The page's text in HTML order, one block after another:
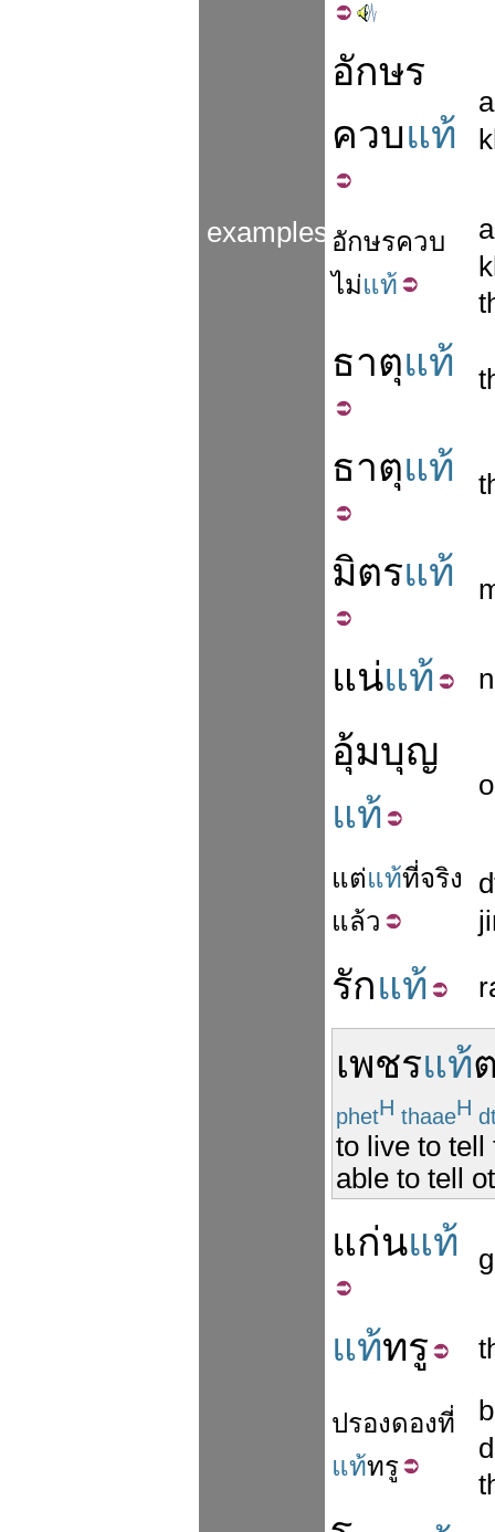
examples
อักษร
ควบแท้
อักษรควบ
ไม่แท้
ธาตุแท้
ธาตุแท้
มิตรแท้
แน่แท้
อุ้มบุญ
แท้
แต่แท้ที่จริง
แล้ว
รักแท้
เพชรแท้
phetH thaaeH
to live to tell
able to tell
แก่นแท้
แท้ทรู
ปรองดองที่
แท้ทรู